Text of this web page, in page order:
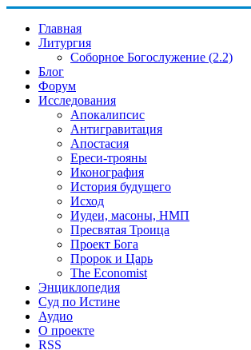
Главная
Литургия
Соборное Богослужение (2.2)
Блог
Форум
Исследования
Апокалипсис
Антигравитация
Апостасия
Ереси-трояны
Иконография
История будущего
Исход
Иудеи, масоны, НМП
Пресвятая Троица
Проект Бога
Пророк и Царь
The Economist
Энциклопедия
Суд по Истине
Аудио
О проекте
RSS